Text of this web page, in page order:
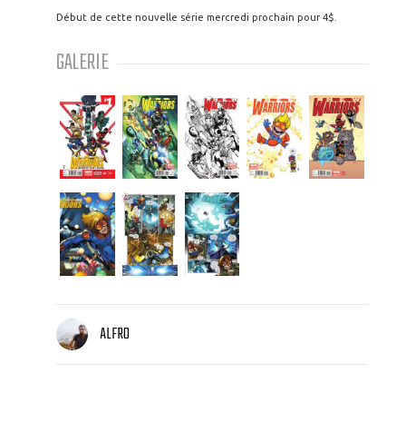
Début de cette nouvelle série mercredi prochain pour 4$.
GALERIE
ALFRO